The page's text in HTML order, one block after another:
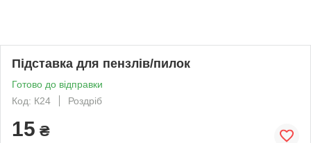
Підставка для пензлів/пилок
Готово до відправки
Код: К24
Роздріб
15 ₴